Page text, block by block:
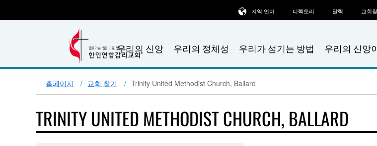
우리의 신앙 우리의 정체성 우리가 섬기는 방법 우리의 신앙
지역 언어 디렉토리 달력 교회
홈페이지 교회 찾기 Trinity United Methodist Church, Ballard
TRINITY UNITED METHODIST CHURCH, BALLARD